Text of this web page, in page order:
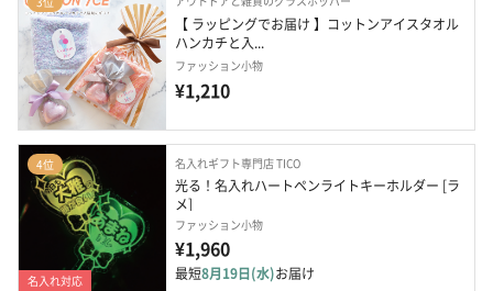
【 ラッピングでお届け 】コットンアイスタオル
ハンカチと入...
ファッション小物
¥1,210
4位
名入れ対応
名入れギフト専門店 TICO
光る！名入れハートペンライトキーホルダー [ラ
メ]
ファッション小物
¥1,960
最短8月19日(水)お届け